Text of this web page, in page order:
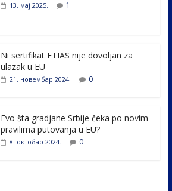
13. мај 2025. 1
Ni sertifikat ETIAS nije dovoljan za
ulazak u EU
21. новембар 2024. 0
Evo šta gradjane Srbije čeka po novim
pravilima putovanja u EU?
8. октобар 2024. 0